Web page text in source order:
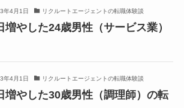
年4月1日 リクルートエージェントの転職体験談
増やした24歳男性（サービス業）
年4月1日 リクルートエージェントの転職体験談
増やした30歳男性（調理師）の転